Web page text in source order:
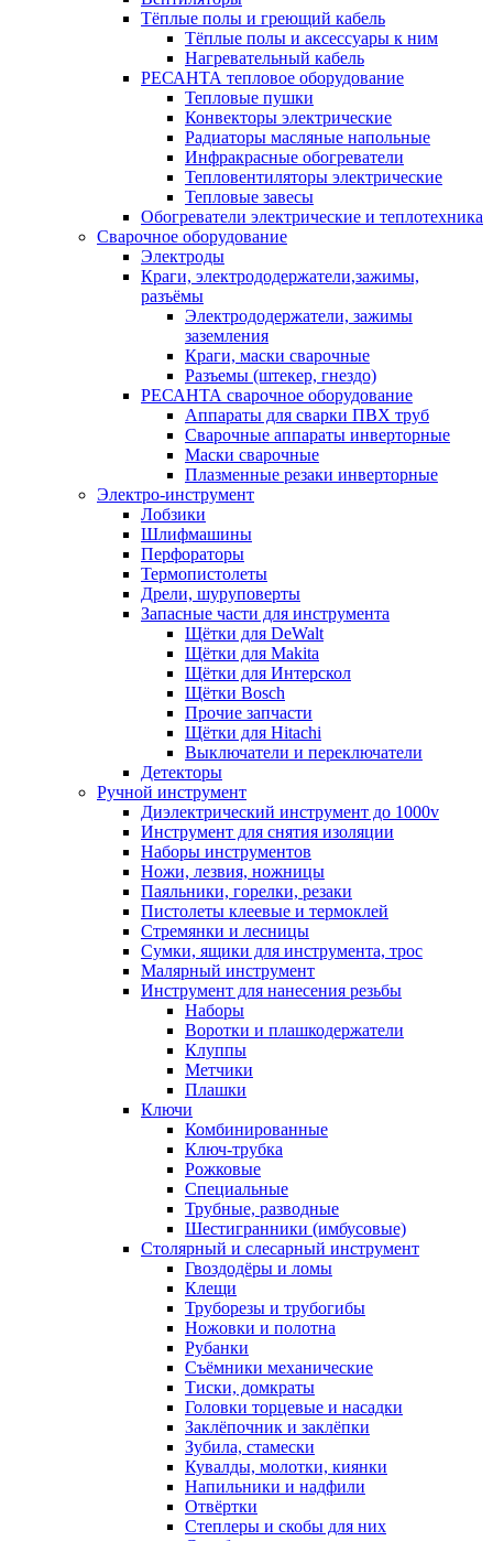
Тёплые полы и греющий кабель
Тёплые полы и аксессуары к ним
Нагревательный кабель
РЕСАНТА тепловое оборудование
Тепловые пушки
Конвекторы электрические
Радиаторы масляные напольные
Инфракрасные обогреватели
Тепловентиляторы электрические
Тепловые завесы
Обогреватели электрические и теплотехника
Сварочное оборудование
Электроды
Краги, электрододержатели,зажимы,
разъёмы
Электрододержатели, зажимы
заземления
Краги, маски сварочные
Разъемы (штекер, гнездо)
РЕСАНТА сварочное оборудование
Аппараты для сварки ПВХ труб
Сварочные аппараты инверторные
Маски сварочные
Плазменные резаки инверторные
Электро-инструмент
Лобзики
Шлифмашины
Перфораторы
Термопистолеты
Дрели, шуруповерты
Запасные части для инструмента
Щётки для DeWalt
Щётки для Makita
Щётки для Интерскол
Щётки Bosch
Прочие запчасти
Щётки для Hitachi
Выключатели и переключатели
Детекторы
Ручной инструмент
Диэлектрический инструмент до 1000v
Инструмент для снятия изоляции
Наборы инструментов
Ножи, лезвия, ножницы
Паяльники, горелки, резаки
Пистолеты клеевые и термоклей
Стремянки и лесницы
Сумки, ящики для инструмента, трос
Малярный инструмент
Инструмент для нанесения резьбы
Наборы
Воротки и плашкодержатели
Клуппы
Метчики
Плашки
Ключи
Комбинированные
Ключ-трубка
Рожковые
Специальные
Трубные, разводные
Шестигранники (имбусовые)
Столярный и слесарный инструмент
Гвоздодёры и ломы
Клещи
Труборезы и трубогибы
Ножовки и полотна
Рубанки
Съёмники механические
Тиски, домкраты
Головки торцевые и насадки
Заклёпочник и заклёпки
Зубила, стамески
Кувалды, молотки, киянки
Напильники и надфили
Отвёртки
Степлеры и скобы для них